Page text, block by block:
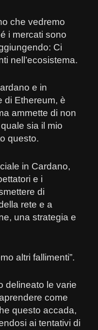
che vedremo
i mercati sono
Ci
nell’ecosistema.
e in
di Ethereum, è
ammette di non
sia il mio
questo.
in Cardano,
e i
di
rete e a
una strategia e
altri fallimenti”.
delineato le varie
come
questo accada,
ai tentativi di